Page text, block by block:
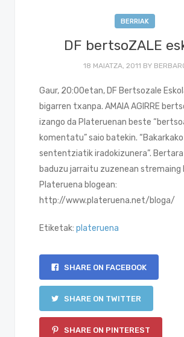
BERRIAK
DF bertsoZALE
18 MAIATZA, 2011 BY
Gaur, 20:00etan, DF Bertsozale
bigarren txanpa. AMAIA AGIRRE
izango da Plateruenan beste
komentatu” saio batekin. “Bakarkako
sententziatik iradokizunera”.
baduzu jarraitu zuzenean stremaing
Plateruena blogean:
http://www.plateruena.net/bloga/
Etiketak: plateruena
SHARE ON FACEBOOK
SHARE ON TWITTER
SHARE ON PINTEREST